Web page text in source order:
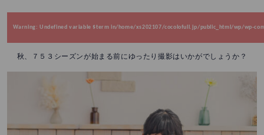
Warning : Undefined variable $term in/home/xs202107/cocolofull.jp/public_html/wp/wp-
秋、７５３シーズンが始まる前にゆったり撮影はいかがでしょうか？